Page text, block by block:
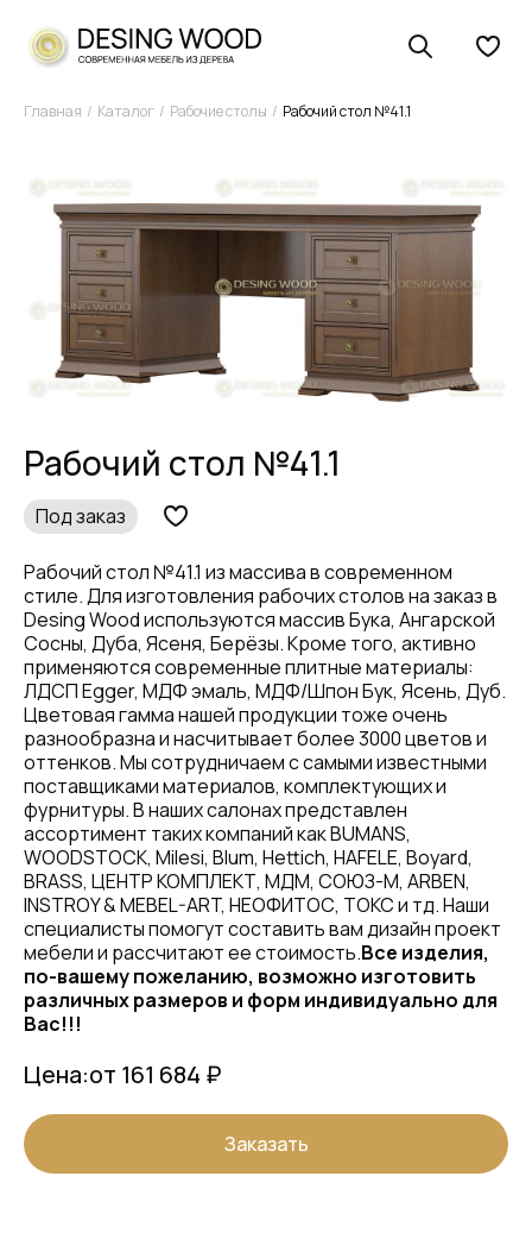
Главная Каталог Рабочие столы Рабочий стол №41.1
Рабочий стол №41.1
Под заказ
Рабочий стол №41.1 из массива в современном
стиле. Для изготовления рабочих столов на заказ в
Desing Wood используются массив Бука, Ангарской
Сосны, Дуба, Ясеня, Берёзы. Кроме того, активно
применяются современные плитные материалы:
ЛДСП Egger, МДФ эмаль, МДФ/Шпон Бук, Ясень, Дуб.
Цветовая гамма нашей продукции тоже очень
разнообразна и насчитывает более 3000 цветов и
оттенков. Мы сотрудничаем с самыми известными
поставщиками материалов, комплектующих и
фурнитуры. В наших салонах представлен
ассортимент таких компаний как BUMANS,
WOODSTOCK, Milesi, Blum, Hettich, HAFELE, Boyard,
BRASS, ЦЕНТР КОМПЛЕКТ, МДМ, СОЮЗ-М, ARBEN,
INSTROY & MEBEL-ART, НЕОФИТОС, ТОКС и тд. Наши
специалисты помогут составить вам дизайн проект
мебели и рассчитают ее стоимость.Все изделия,
по-вашему пожеланию, возможно изготовить
различных размеров и форм индивидуально для
Вас!!!
Цена:от 161 684 ₽
Заказать